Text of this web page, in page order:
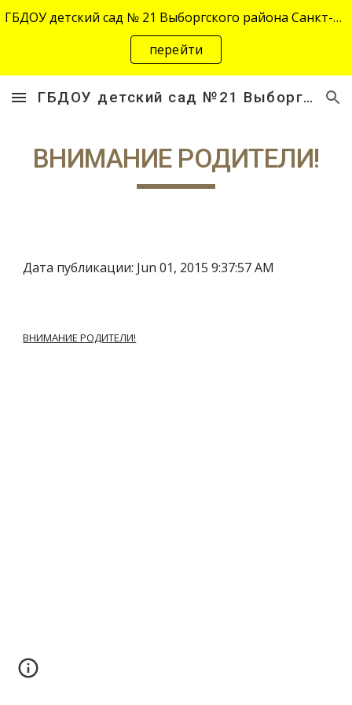
Skip to main content Skip to navigation
ГБДОУ детский сад № 21 Выборгского района Санкт-Петербурга переехал на новый адрес "site-2645.siteedu.ru".
перейти
ГБДОУ детский сад №21 Выборгского района Санкт-Петербурга
ВНИМАНИЕ РОДИТЕЛИ!
Дата публикации: Jun 01, 2015 9:37:57 AM
ВНИМАНИЕ РОДИТЕЛИ!